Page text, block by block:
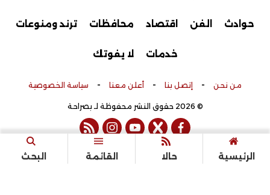
الرئيسية حالا القائمة البحث
حوادث الفن اقتصاد محافظات ترند ومنوعات
خدمات لا يفوتك
من نحن - إتصل بنا - أعلن معنا - سياسة الخصوصية
© 2026 حقوق النشر محفوظة لـ بصراحة
facebook
twitter
youtube
instagram
rss feed
تم التطوير بواسطة